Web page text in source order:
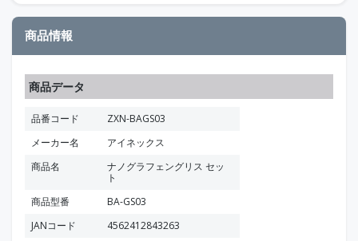
商品情報
商品データ
品番コード
ZXN-BAGS03
メーカー名
アイネックス
商品名
ナノグラフェングリス セッ
ト
商品型番
BA-GS03
JANコード
4562412843263